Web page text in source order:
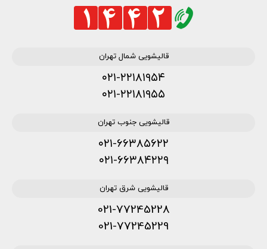
قالیشویی شمال تهران
۰۲۱-۲۲۱۸۱۹۵۴
۰۲۱-۲۲۱۸۱۹۵۵
قالیشویی جنوب تهران
۰۲۱-۶۶۳۸۵۶۲۲
۰۲۱-۶۶۳۸۴۲۲۹
قالیشویی شرق تهران
021-77245228
021-77245229